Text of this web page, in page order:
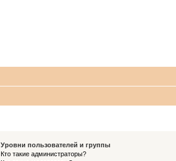
Уровни пользователей и группы
Кто такие администраторы?